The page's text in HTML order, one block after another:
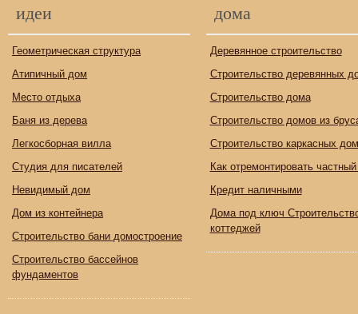
идеи
Геометрическая структура
Атипичный дом
Место отдыха
Баня из дерева
Легкосборная вилла
Студия для писателей
Невидимый дом
Дом из контейнера
Строительство бани домостроение
Строительство бассейнов
фундаментов
дома
Деревянное строительство
Строительство деревянных
Строительство дома
Строительство домов из
Строительство каркасных
Как отремонтировать
Кредит наличными
Дома под ключ
коттеджей